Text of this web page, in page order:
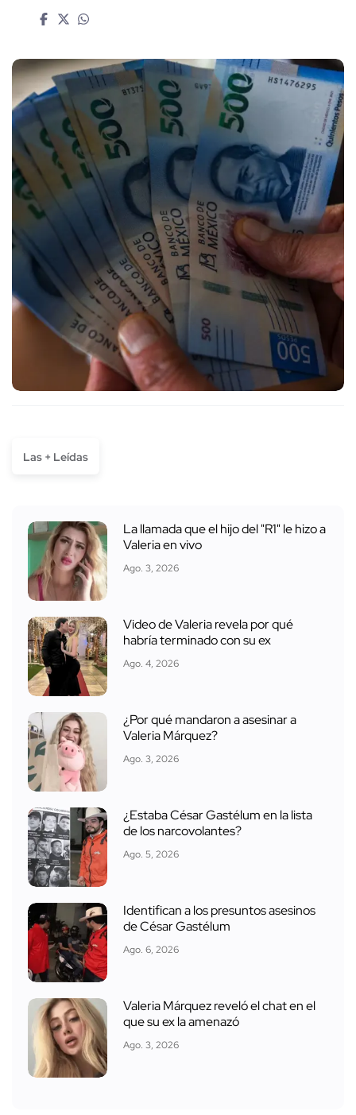
Las + Leídas
La llamada que el hijo del "R1" le hizo a
Valeria en vivo
Ago. 3, 2026
Video de Valeria revela por qué
habría terminado con su ex
Ago. 4, 2026
¿Por qué mandaron a asesinar a
Valeria Márquez?
Ago. 3, 2026
¿Estaba César Gastélum en la lista
de los narcovolantes?
Ago. 5, 2026
Identifican a los presuntos asesinos
de César Gastélum
Ago. 6, 2026
Valeria Márquez reveló el chat en el
que su ex la amenazó
Ago. 3, 2026